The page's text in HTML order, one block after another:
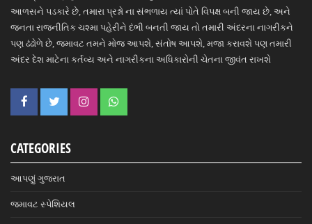
આળસને પડકારે છે, તમારા પ્રશ્નો ના સંભળાય ત્યાં પોતે વિપક્ષ બની જાય છે, અને
જનતા રાજનીતિક ચશ્મા પહેરીને દંભી બનતી જાય તો તમારી અંદરના નાગરીકને
પણ ઢંઢોળે છે, જમાવટ તમને મોજ આપશે, સંતોષ આપશે, મજા કરાવશે પણ તમારી
અંદર દેશ માટેના કર્તવ્ય અને નાગરીકના અધિકારોની ચેતના જીવંત રાખશે
CATEGORIES
આપણું ગુજરાત
જમાવટ સ્પેશિયલ